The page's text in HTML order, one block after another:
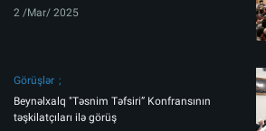
2 /Mar/ 2025
Görüşlər
Beynəlxalq "Təsnim Təfsiri” Konfransının
təşkilatçıları ilə görüş